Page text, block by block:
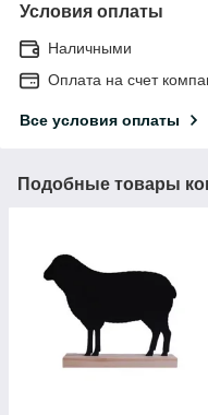
Условия оплаты
Наличными
Оплата на счет
Все условия оплаты
Подобные товары